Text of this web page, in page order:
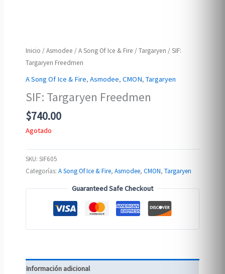
Inicio /Asmodee /A Song Of Ice & Fire /Targaryen / SIF:
Targaryen Freedmen
A Song Of Ice & Fire,Asmodee,CMON,Targaryen
SIF: Targaryen Freedmen
$740.00
Agotado
SKU:SIF605
Categorías:A Song Of Ice & Fire,Asmodee,CMON,Targaryen
Guaranteed Safe Checkout
Información adicional